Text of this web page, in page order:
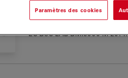
EC DoC LAB DMI5000 M
Paramètres des cookies